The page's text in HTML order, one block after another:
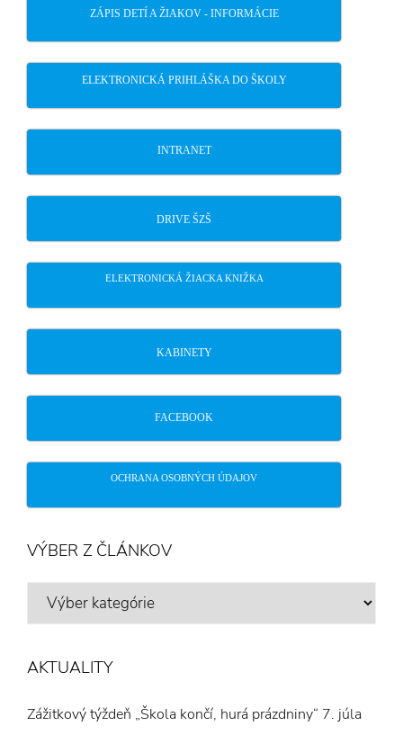
ZÁPIS DETÍ A ŽIAKOV - INFORMÁCIE
ELEKTRONICKÁ PRIHLÁŠKA DO ŠKOLY
INTRANET
DRIVE ŠZŠ
ELEKTRONICKÁ ŽIACKA KNIŽKA
KABINETY
FACEBOOK
OCHRANA OSOBNÝCH ÚDAJOV
VÝBER Z ČLÁNKOV
VÝBER
AKTUALITY
Zážitkový týždeň „Škola končí, hurá prázdniny“ 7. júla